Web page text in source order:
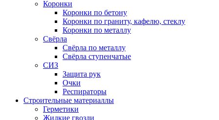
Коронки
Коронки по бетону
Коронки по граниту, кафелю, стеклу
Коронки по металлу
Свёрла
Свёрла по металлу
Свёрла ступенчатые
СИЗ
Защита рук
Очки
Респираторы
Строительные материаллы
Герметики
Жидкие гвозди